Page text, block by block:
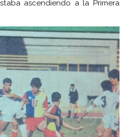
ascendiendo a la Primera